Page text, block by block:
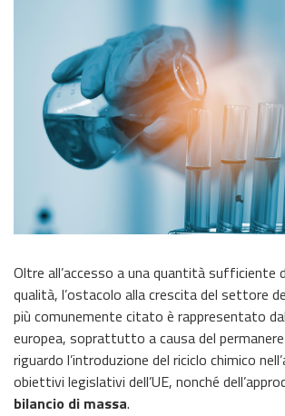
Oltre all’accesso a una quantità sufficiente
qualità, l’ostacolo alla crescita del settore
più comunemente citato è rappresentato
europea, soprattutto a causa del
riguardo l’introduzione del riciclo chimico
obiettivi legislativi dell’UE, nonché
bilancio di massa.